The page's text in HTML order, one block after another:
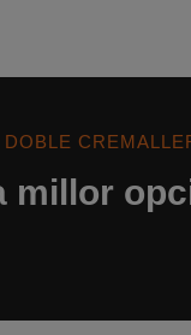
millor